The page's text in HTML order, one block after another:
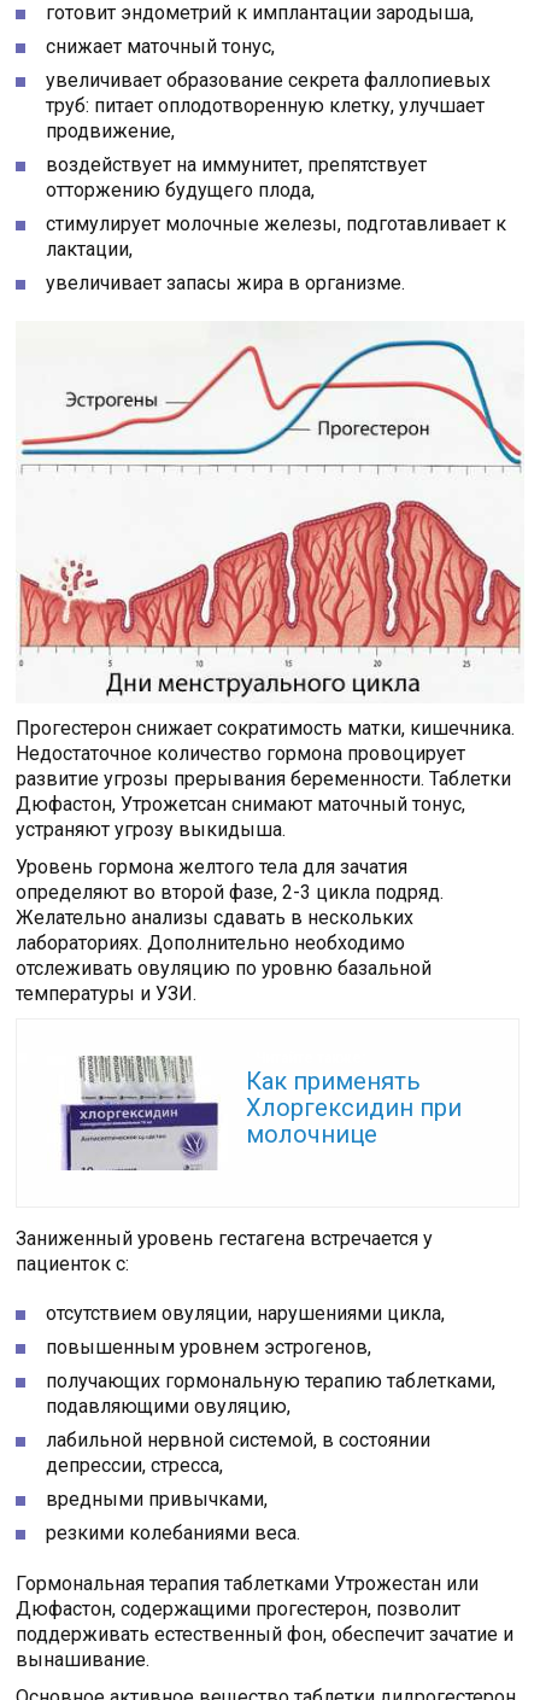
готовит эндометрий к имплантации зародыша,
снижает маточный тонус,
увеличивает образование секрета фаллопиевых
труб: питает оплодотворенную клетку, улучшает
продвижение,
воздействует на иммунитет, препятствует
отторжению будущего плода,
стимулирует молочные железы, подготавливает к
лактации,
увеличивает запасы жира в организме.
Прогестерон снижает сократимость матки, кишечника.
Недостаточное количество гормона провоцирует
развитие угрозы прерывания беременности. Таблетки
Дюфастон, Утрожетсан снимают маточный тонус,
устраняют угрозу выкидыша.
Уровень гормона желтого тела для зачатия
определяют во второй фазе, 2-3 цикла подряд.
Желательно анализы сдавать в нескольких
лабораториях. Дополнительно необходимо
отслеживать овуляцию по уровню базальной
температуры и УЗИ.
Как применять
Хлоргексидин при
молочнице
Заниженный уровень гестагена встречается у
пациенток с:
отсутствием овуляции, нарушениями цикла,
повышенным уровнем эстрогенов,
получающих гормональную терапию таблетками,
подавляющими овуляцию,
лабильной нервной системой, в состоянии
депрессии, стресса,
вредными привычками,
резкими колебаниями веса.
Гормональная терапия таблетками Утрожестан или
Дюфастон, содержащими прогестерон, позволит
поддерживать естественный фон, обеспечит зачатие и
вынашивание.